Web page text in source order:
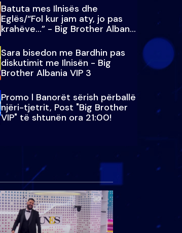
Batuta mes Ilnisës dhe
Eglës/“Fol kur jam aty, jo pas
krahëve…” - Big Brother Albania
VIP 3
Sara bisedon me Bardhin pas
diskutimit me Ilnisën - Big
Brother Albania VIP 3
Promo l Banorët sërish përballë
njëri-tjetrit, Post "Big Brother
VIP" të shtunën ora 21:00!